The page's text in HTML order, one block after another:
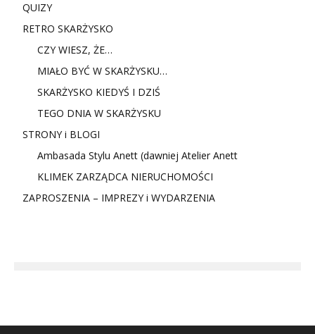
QUIZY
RETRO SKARŻYSKO
CZY WIESZ, ŻE…
MIAŁO BYĆ W SKARŻYSKU…
SKARŻYSKO KIEDYŚ I DZIŚ
TEGO DNIA W SKARŻYSKU
STRONY i BLOGI
Ambasada Stylu Anett (dawniej Atelier Anett
KLIMEK ZARZĄDCA NIERUCHOMOŚCI
ZAPROSZENIA – IMPREZY i WYDARZENIA